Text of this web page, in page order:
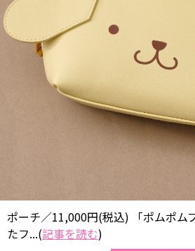
ポーチ／11,000円(税込) 「ポムポム
たフ...(記事を読む)